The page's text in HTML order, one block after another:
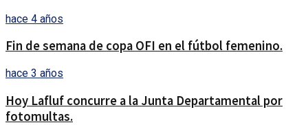
hace 4 años
Fin de semana de copa OFI en el fútbol femenino.
hace 3 años
Hoy Lafluf concurre a la Junta Departamental por
fotomultas.